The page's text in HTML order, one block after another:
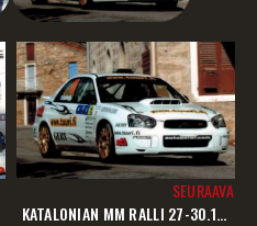
SEURAAVA
KATALONIAN MM RALLI 27-30.10.2005